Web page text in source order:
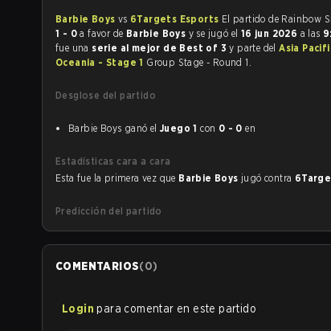
Barbie Boys vs 6Targets Esports
1 - 0 a favor de Barbie Boys y se jugó el 16 jun 2026 a las
fue una serie al mejor de Best of 3y parte delAsia
Oceania - Stage 1 Group Stage - Round 1.
Desglose del partido
Barbie Boys ganó el Juego 1 con 0 - 0 en
Estadísticas cara a cara
Esta fue la primera vez que Barbie Boys jugó contra
Predicción del partido
COMENTARIOS(0)
Login para comentar en este partido